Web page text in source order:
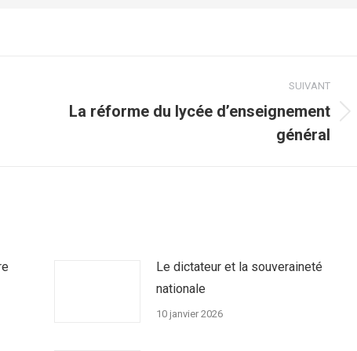
SUIVANT
Article
La réforme du lycée d’enseignement
général
Le dictateur et la souveraineté
nationale
10 janvier 2026